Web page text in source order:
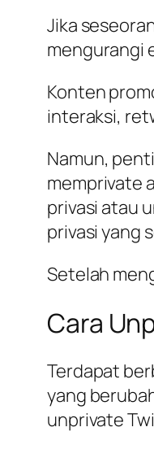
Jika
mengurangi
Konten
interaksi,
Namun,
memprivate
privasi atau
privasi yang
Setelah
Cara
Terdapat
yang
unprivate